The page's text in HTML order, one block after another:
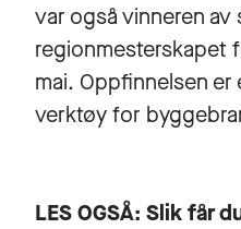
var også vinneren av
regionmesterskapet
mai. Oppfinnelsen
verktøy for
LES OGSÅ: Slik får